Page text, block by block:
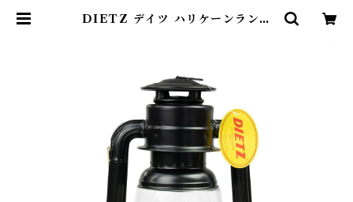
DIETZ デイツ ハリケーンランタ